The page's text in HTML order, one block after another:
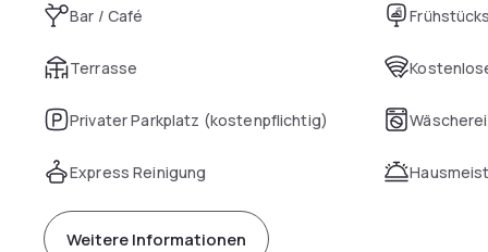
Bar / Café
Terrasse
Privater Parkplatz (kostenpflichtig) Wäscherei
Express Reinigung
Weitere Informationen